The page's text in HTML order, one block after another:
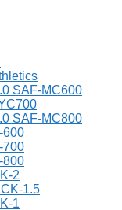
SAF-MC600
SAF-MC800
600
700
800
2
1.5
1